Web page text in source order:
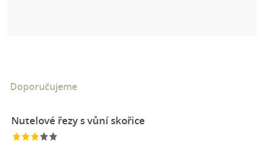
Doporučujeme
Nutelové řezy s vůní skořice